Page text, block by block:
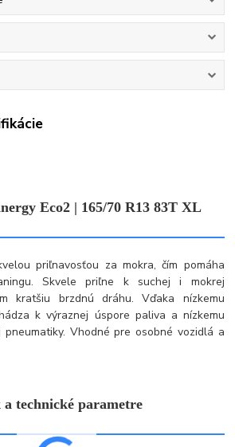
Eco2 | 165/70 R13 83T XL
priľnavosťou za mokra, čím pomáha
Skvele priľne k suchej i mokrej
kratšiu brzdnú dráhu. Vďaka nízkemu
k výraznej úspore paliva a nízkemu
Vhodné pre osobné vozidlá a
technické parametre